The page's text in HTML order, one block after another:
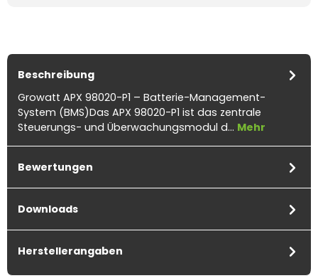
Beschreibung
Growatt APX 98020-P1 – Batterie-Management-
System (BMS)Das APX 98020-P1 ist das zentrale
Steuerungs- und Überwachungsmodul d… Mehr
Bewertungen
Downloads
Herstellerangaben